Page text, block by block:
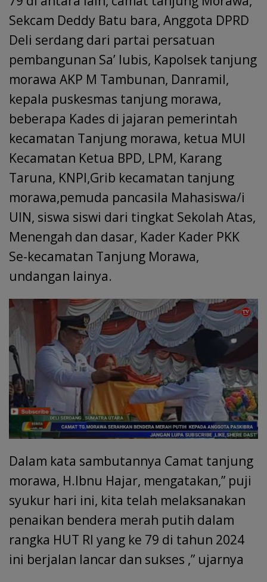
Sekcam Deddy Batu bara, Anggota DPRD
Deli serdang dari partai persatuan
pembangunan Sa’ lubis, Kapolsek tanjung
morawa AKP M Tambunan, Danramil,
kepala puskesmas tanjung morawa,
beberapa Kades di jajaran pemerintah
kecamatan Tanjung morawa, ketua MUI
Kecamatan Ketua BPD, LPM, Karang
Taruna, KNPI,Grib kecamatan tanjung
morawa,pemuda pancasila Mahasiswa/i
UIN, siswa siswi dari tingkat Sekolah Atas,
Menengah dan dasar, Kader Kader PKK
Se-kecamatan Tanjung Morawa,
undangan lainya.
Dalam kata sambutannya Camat tanjung
morawa, H.Ibnu Hajar, mengatakan,” puji
syukur hari ini, kita telah melaksanakan
penaikan bendera merah putih dalam
rangka HUT RI yang ke 79 di tahun 2024
ini berjalan lancar dan sukses ,” ujarnya